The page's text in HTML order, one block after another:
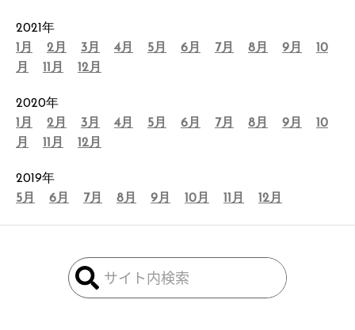
2021年
1月
2月 3月 4月 5月 6月 7月 8月 9月
10
月
11月 12月
2020年
1月
2月 3月 4月 5月 6月 7月 8月 9月
10
月
11月 12月
2019年
5月
6月 7月 8月 9月 10月 11月 12月